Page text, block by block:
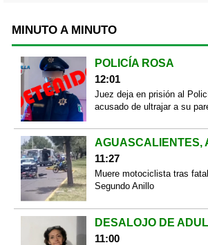
MINUTO A MINUTO
POLICÍA ROSA
12:01
Juez deja en prisión al
acusado de ultrajar a su
AGUASCALIENTES,
11:27
Muere motociclista tras
Segundo Anillo
DESALOJO DE
11:00